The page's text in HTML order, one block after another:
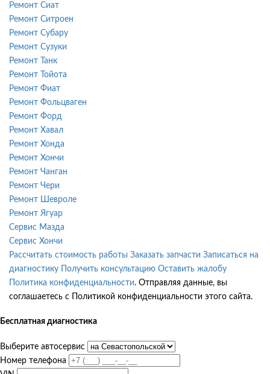
Ремонт Сиат
Ремонт Ситроен
Ремонт Субару
Ремонт Сузуки
Ремонт Танк
Ремонт Тойота
Ремонт Фиат
Ремонт Фольцваген
Ремонт Форд
Ремонт Хавал
Ремонт Хонда
Ремонт Хончи
Ремонт Чанган
Ремонт Чери
Ремонт Шевроле
Ремонт Ягуар
Сервис Мазда
Сервис Хончи
Рассчитать стоимость работы Заказать запчасти Записаться на
диагностику
Получить консультацию Оставить жалобу
Политика конфиденциальности. Отправляя данные, вы
соглашаетесь с Политикой конфиденциальности этого сайта.
Бесплатная диагностика
Выберите автосервис
Номер телефона